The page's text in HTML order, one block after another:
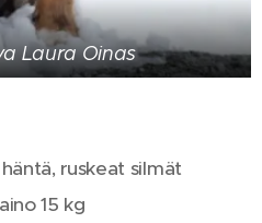
Laura Oinas
ruskeat silmät
15 kg